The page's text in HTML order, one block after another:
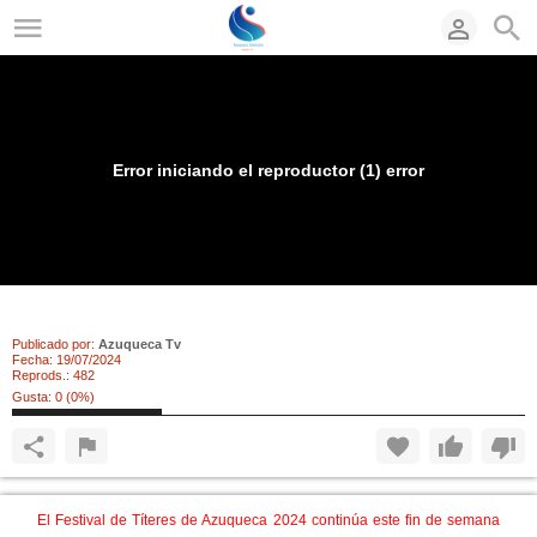
Error iniciando el reproductor (1) error
Publicado por: Azuqueca Tv
Fecha: 19/07/2024
Reprods.: 482
Gusta: 0 (0%)
El Festival de Títeres de Azuqueca 2024 continúa este fin de semana